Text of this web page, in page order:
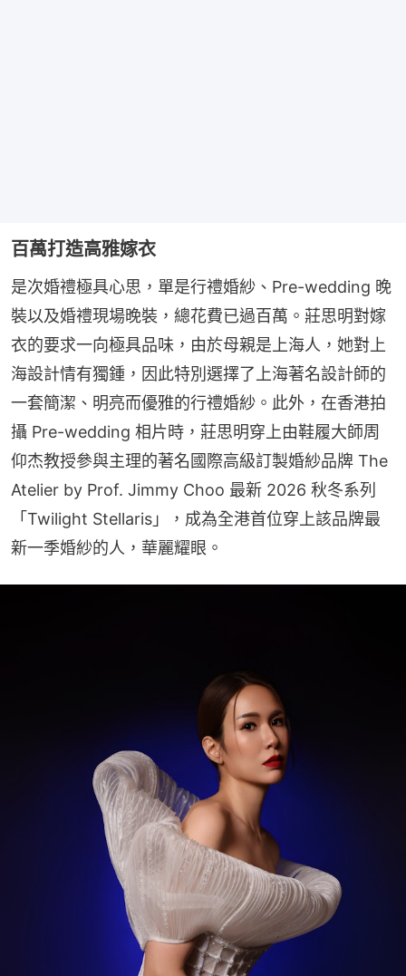
百萬打造高雅嫁衣
是次婚禮極具心思，單是行禮婚紗、Pre-wedding 晚
裝以及婚禮現場晚裝，總花費已過百萬。莊思明對嫁
衣的要求一向極具品味，由於母親是上海人，她對上
海設計情有獨鍾，因此特別選擇了上海著名設計師的
一套簡潔、明亮而優雅的行禮婚紗。此外，在香港拍
攝 Pre-wedding 相片時，莊思明穿上由鞋履大師周
仰杰教授參與主理的著名國際高級訂製婚紗品牌 The
Atelier by Prof. Jimmy Choo 最新 2026 秋冬系列
「Twilight Stellaris」，成為全港首位穿上該品牌最
新一季婚紗的人，華麗耀眼。